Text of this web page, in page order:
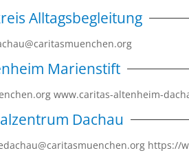
Alltagsbegleitung
Marienstift
www.caritas-altenheim-
Dachau